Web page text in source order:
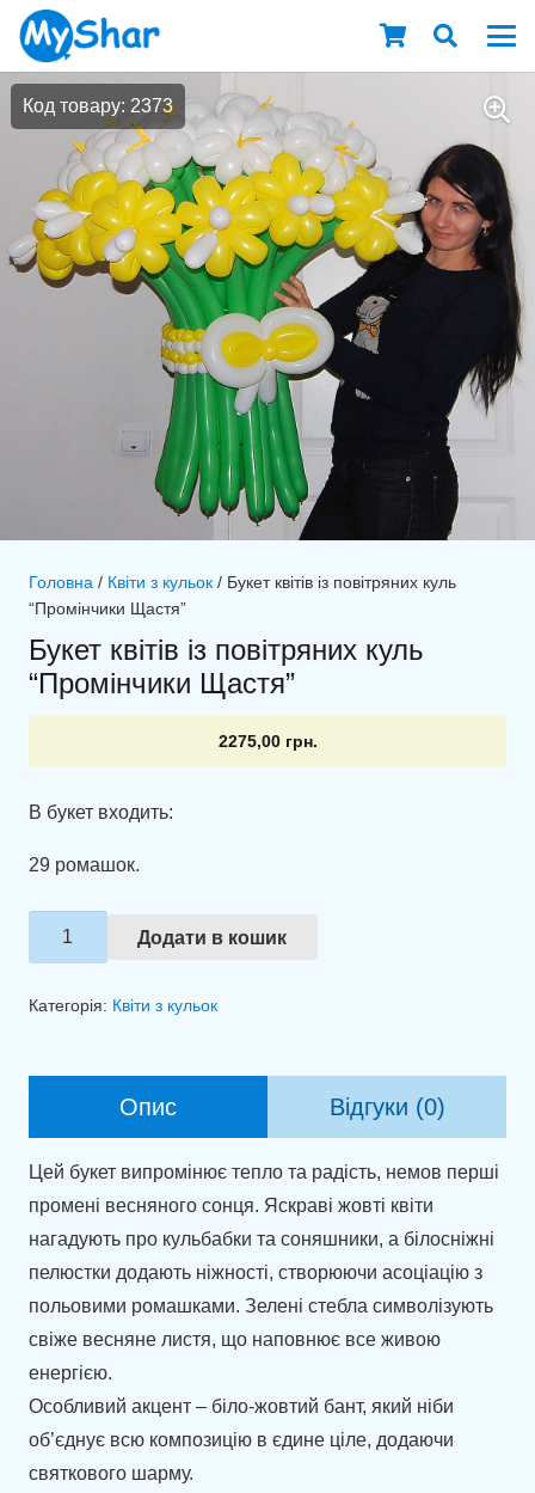
Код товару: 2373
Головна / Квіти з кульок / Букет квітів із повітряних куль
“Промінчики Щастя”
Букет квітів із повітряних куль
“Промінчики Щастя”
2275,00 грн.
В букет входить:
29 ромашок.
Букет
квітів
кількість
Додати в кошик
Категорія: Квіти з кульок
Опис Відгуки (0)
Цей букет випромінює тепло та радість, немов перші
промені весняного сонця. Яскраві жовті квіти
нагадують про кульбабки та соняшники, а білосніжні
пелюстки додають ніжності, створюючи асоціацію з
польовими ромашками. Зелені стебла символізують
свіже весняне листя, що наповнює все живою
енергією.
Особливий акцент – біло-жовтий бант, який ніби
об’єднує всю композицію в єдине ціле, додаючи
святкового шарму.